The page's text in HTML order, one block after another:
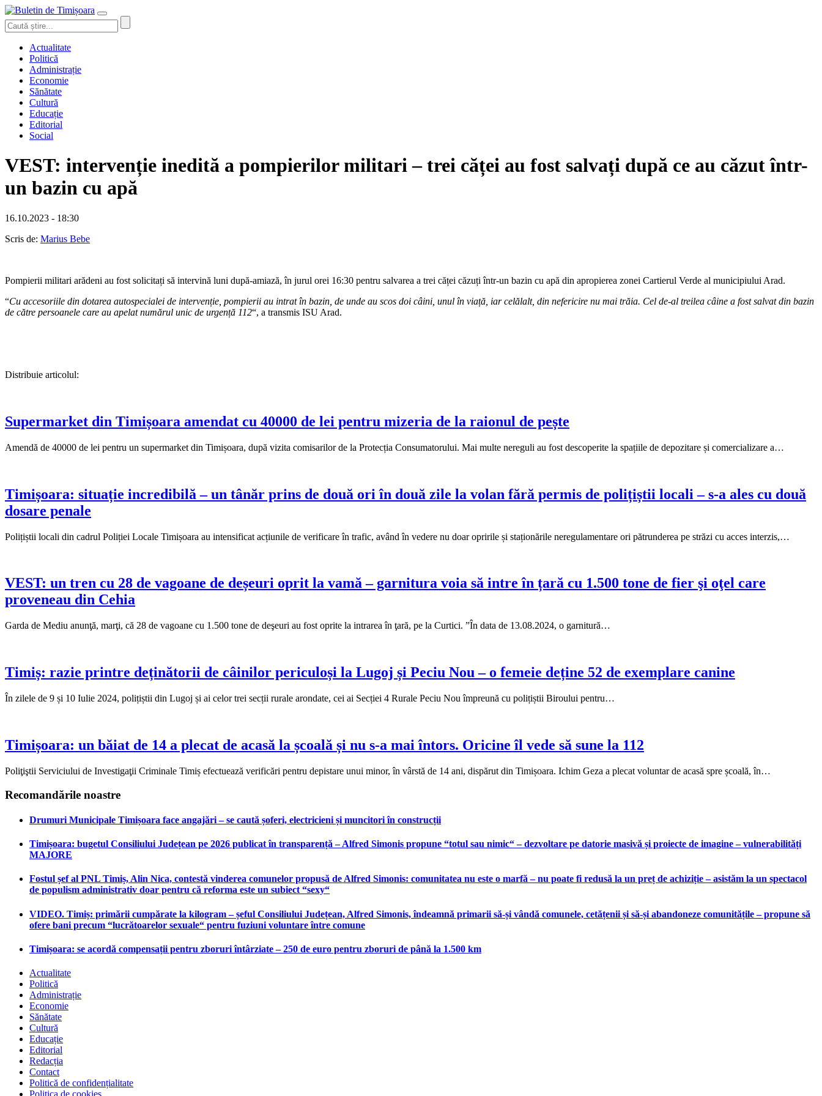
Actualitate
Politică
Administrație
Economie
Sănătate
Cultură
Educație
Editorial
Social
VEST: intervenție inedită a pompierilor militari – trei căței au fost salvați după ce au căzut într-
un bazin cu apă
16.10.2023 - 18:30
Scris de: Marius Bebe
Pompierii militari arădeni au fost solicitați să intervină luni după-amiază, în jurul orei 16:30 pentru salvarea a trei căței căzuți într-un bazin cu apă din apropierea zonei Cartierul Verde al municipiului Arad.
“Cu accesoriile din dotarea autospecialei de intervenție, pompierii au intrat în bazin, de unde au scos doi câini, unul în viață, iar celălalt, din nefericire nu mai trăia. Cel de-al treilea câine a fost salvat din bazin
de către persoanele care au apelat numărul unic de urgență 112“, a transmis ISU Arad.
Distribuie articolul:
Supermarket din Timișoara amendat cu 40000 de lei pentru mizeria de la raionul de pește
Amendă de 40000 de lei pentru un supermarket din Timișoara, după vizita comisarilor de la Protecția Consumatorului. Mai multe nereguli au fost descoperite la spațiile de depozitare și comercializare a…
Timișoara: situație incredibilă – un tânăr prins de două ori în două zile la volan fără permis de polițiștii locali – s-a ales cu două
dosare penale
Polițiștii locali din cadrul Poliției Locale Timișoara au intensificat acțiunile de verificare în trafic, având în vedere nu doar opririle și staționările neregulamentare ori pătrunderea pe străzi cu acces interzis,…
VEST: un tren cu 28 de vagoane de deșeuri oprit la vamă – garnitura voia să intre în țară cu 1.500 tone de fier şi oţel care
proveneau din Cehia
Garda de Mediu anunţă, marţi, că 28 de vagoane cu 1.500 tone de deşeuri au fost oprite la intrarea în ţară, pe la Curtici. ”În data de 13.08.2024, o garnitură…
Timiș: razie printre deținătorii de câinilor periculoși la Lugoj și Peciu Nou – o femeie deține 52 de exemplare canine
În zilele de 9 și 10 Iulie 2024, polițiștii din Lugoj și ai celor trei secții rurale arondate, cei ai Secției 4 Rurale Peciu Nou împreună cu polițiștii Biroului pentru…
Timișoara: un băiat de 14 a plecat de acasă la școală și nu s-a mai întors. Oricine îl vede să sune la 112
Poliţiştii Serviciului de Investigaţii Criminale Timiș efectuează verificări pentru depistare unui minor, în vârstă de 14 ani, dispărut din Timișoara. Ichim Geza a plecat voluntar de acasă spre școală, în…
Recomandările noastre
Drumuri Municipale Timișoara face angajări – se caută șoferi, electricieni și muncitori în construcții
Timișoara: bugetul Consiliului Județean pe 2026 publicat în transparență – Alfred Simonis propune “totul sau nimic“ – dezvoltare pe datorie masivă și proiecte de imagine – vulnerabilități
MAJORE
Fostul șef al PNL Timiș, Alin Nica, contestă vinderea comunelor propusă de Alfred Simonis: comunitatea nu este o marfă – nu poate fi redusă la un preț de achiziție – asistăm la un spectacol
de populism administrativ doar pentru că reforma este un subiect “sexy“
VIDEO. Timiș: primării cumpărate la kilogram – șeful Consiliului Județean, Alfred Simonis, îndeamnă primarii să-și vândă comunele, cetățenii și să-și abandoneze comunitățile – propune să
ofere bani precum “lucrătoarelor sexuale“ pentru fuziuni voluntare între comune
Timișoara: se acordă compensații pentru zboruri întârziate – 250 de euro pentru zboruri de până la 1.500 km
Actualitate
Politică
Administrație
Economie
Sănătate
Cultură
Educație
Editorial
Redacția
Contact
Politică de confidențialitate